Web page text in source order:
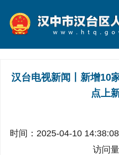
汉台电视新闻丨新增10
点上
时间：2025-04-10 14:38:08
访问量